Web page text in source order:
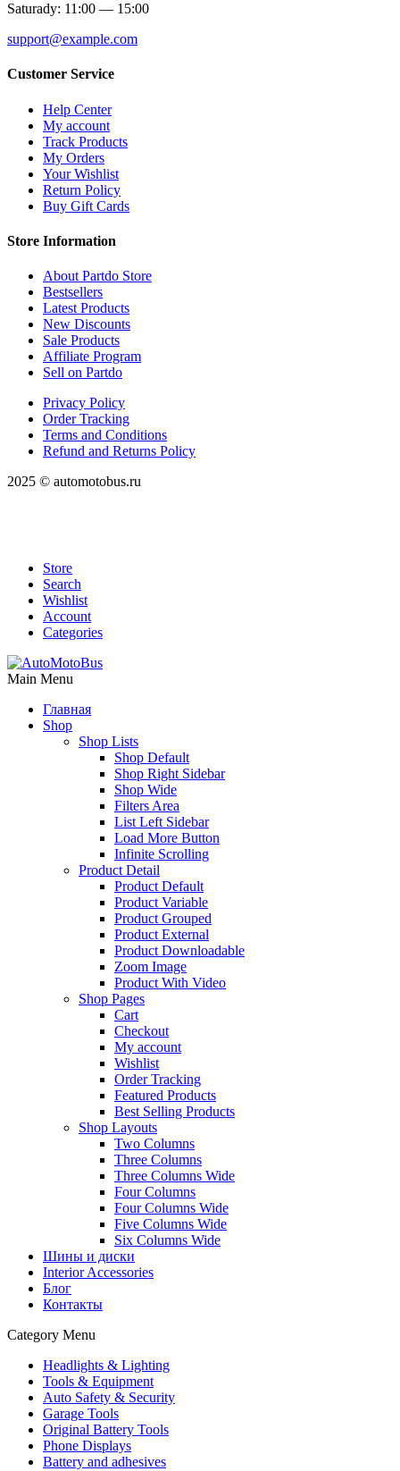
Saturady: 11:00 — 15:00
support@example.com
Customer Service
Help Center
My account
Track Products
My Orders
Your Wishlist
Return Policy
Buy Gift Cards
Store Information
About Partdo Store
Bestsellers
Latest Products
New Discounts
Sale Products
Affiliate Program
Sell on Partdo
Privacy Policy
Order Tracking
Terms and Conditions
Refund and Returns Policy
2025 © automotobus.ru
Store
Search
Wishlist
Account
Categories
Main Menu
Главная
Shop
Shop Lists
Shop Default
Shop Right Sidebar
Shop Wide
Filters Area
List Left Sidebar
Load More Button
Infinite Scrolling
Product Detail
Product Default
Product Variable
Product Grouped
Product External
Product Downloadable
Zoom Image
Product With Video
Shop Pages
Cart
Checkout
My account
Wishlist
Order Tracking
Featured Products
Best Selling Products
Shop Layouts
Two Columns
Three Columns
Three Columns Wide
Four Columns
Four Columns Wide
Five Columns Wide
Six Columns Wide
Шины и диски
Interior Accessories
Блог
Контакты
Category Menu
Headlights & Lighting
Tools & Equipment
Auto Safety & Security
Garage Tools
Original Battery Tools
Phone Displays
Battery and adhesives